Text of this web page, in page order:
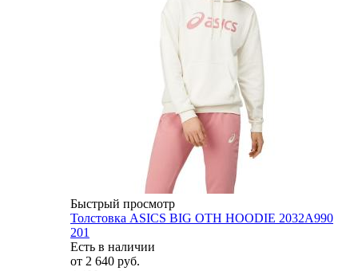
Быстрый просмотр
Толстовка ASICS BIG OTH HOODIE 2032A990
201
Есть в наличии
от 2 640 руб.